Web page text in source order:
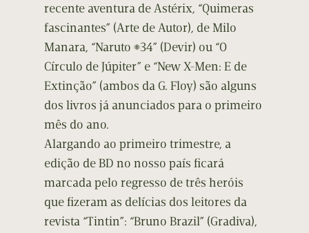
recente aventura de Astérix, “Quimeras
fascinantes” (Arte de Autor), de Milo
Manara, “Naruto #34” (Devir) ou “O
Círculo de Júpiter” e “New X-Men: E de
Extinção” (ambos da G. Floy) são alguns
dos livros já anunciados para o primeiro
mês do ano.
Alargando ao primeiro trimestre, a
edição de BD no nosso país ficará
marcada pelo regresso de três heróis
que fizeram as delícias dos leitores da
revista “Tintin”: “Bruno Brazil” (Gradiva),